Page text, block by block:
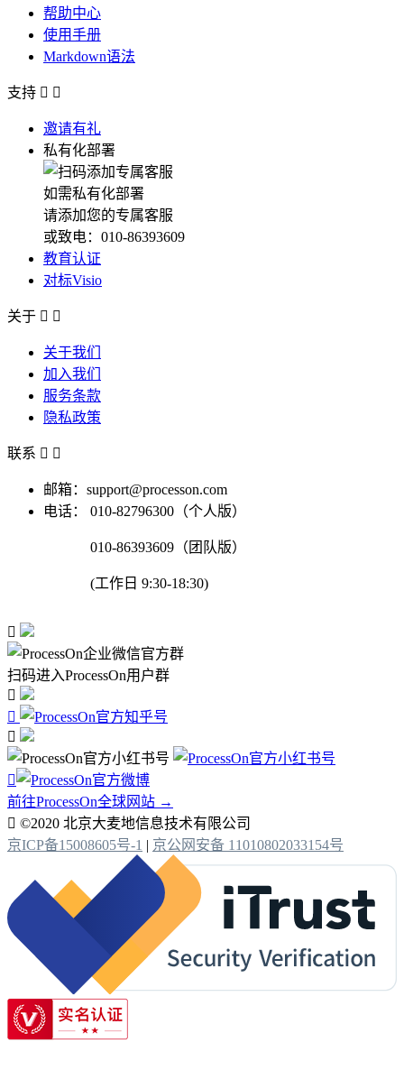
帮助中心
使用手册
Markdown语法
支持  
邀请有礼
私有化部署
如需私有化部署
请添加您的专属客服
或致电：010-86393609
教育认证
对标Visio
关于  
关于我们
加入我们
服务条款
隐私政策
联系  
邮箱：support@processon.com
电话：
010-82796300（个人版）
010-86393609（团队版）
(工作日 9:30-18:30)

扫码进入ProcessOn用户群




前往ProcessOn全球网站 →
 ©2020 北京大麦地信息技术有限公司
京ICP备15008605号-1 | 京公网安备 11010802033154号